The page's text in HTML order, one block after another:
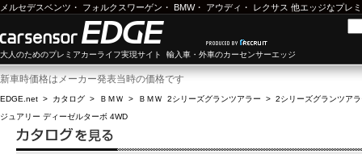
メルセデスベンツ ・ フォルクスワーゲン ・ BMW・ アウディ ・ レクサス 他エッジなプレ
大人のためのプレミアカーライフ実現サイト 輸入車・外車のカーセンサーエッジ
新車時価格はメーカー発表当時の価格です
EDGE.net > カタログ > ＢＭＷ > ＢＭＷ 2シリーズグランツアラー > 2シリーズグランツア
ジュアリー ディーゼルターボ 4WD